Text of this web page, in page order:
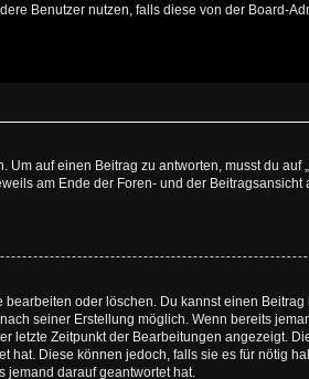
Benutzer nutzen, falls diese von der Board-
auf einen Beitrag zu antworten, musst du
am Ende der Foren- und der Beitragsansicht
oder löschen. Du kannst einen
seiner Erstellung möglich. Wenn bereits
letzte Zeitpunkt der Bearbeitungen angezeigt.
Diese können jedoch, falls sie es für nötig
jemand darauf geantwortet hat.